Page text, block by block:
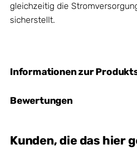
gleichzeitig die
sicherstellt.
Informationen zur
Bewertungen
Kunden, die das hier